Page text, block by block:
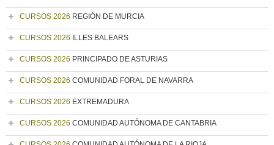
CURSOS 2026 REGIÓN DE MURCIA
CURSOS 2026 ILLES BALEARS
CURSOS 2026 PRINCIPADO DE ASTURIAS
CURSOS 2026 COMUNIDAD FORAL DE NAVARRA
CURSOS 2026 EXTREMADURA
CURSOS 2026 COMUNIDAD AUTÓNOMA DE CANTABRIA